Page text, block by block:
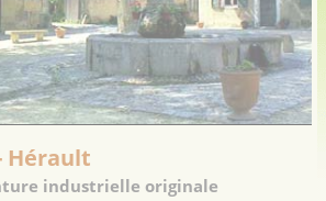
Hérault
industrielle originale